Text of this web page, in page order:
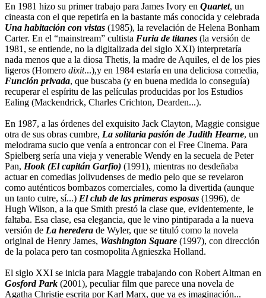
En 1981 hizo su primer trabajo para James Ivory en Quartet, un
cineasta con el que repetiría en la bastante más conocida y celebrada
Una habitación con vistas (1985), la revelación de Helena Bonham
Carter. En el “mainstream” cultista Furia de titanes (la versión de
1981, se entiende, no la digitalizada del siglo XXI) interpretaría
nada menos que a la diosa Thetis, la madre de Aquiles, el de los pies
ligeros (Homero dixit...),y en 1984 estaría en una deliciosa comedia,
Función privada, que buscaba (y en buena medida lo conseguía)
recuperar el espíritu de las películas producidas por los Estudios
Ealing (Mackendrick, Charles Crichton, Dearden...).
En 1987, a las órdenes del exquisito Jack Clayton, Maggie consigue
otra de sus obras cumbre, La solitaria pasión de Judith Hearne, un
melodrama sucio que venía a entroncar con el Free Cinema. Para
Spielberg sería una vieja y venerable Wendy en la secuela de Peter
Pan, Hook (El capitán Garfio) (1991), mientras no desdeñaba
actuar en comedias jolivudenses de medio pelo que se revelaron
como auténticos bombazos comerciales, como la divertida (aunque
un tanto cutre, sí...) El club de las primeras esposas (1996), de
Hugh Wilson, a la que Smith prestó la clase que, evidentemente, le
faltaba. Esa clase, esa elegancia, que le vino pintiparada a la nueva
versión de La heredera de Wyler, que se tituló como la novela
original de Henry James, Washington Square (1997), con dirección
de la polaca pero tan cosmopolita Agnieszka Holland.
El siglo XXI se inicia para Maggie trabajando con Robert Altman en
Gosford Park (2001), peculiar film que parece una novela de
Agatha Christie escrita por Karl Marx, que ya es imaginación...